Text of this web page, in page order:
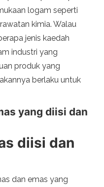
logam seperti
kimia. Walau
jenis kaedah
industri yang
produk yang
berlaku untuk
yang diisi dan
diisi dan
dan emas yang